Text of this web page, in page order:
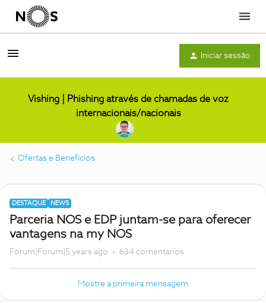
Menu
Iniciar sessão
Vishing | Phishing através de chamadas de voz
internacionais/nacionais
Ofertas e Benefícios
DESTAQUE NEWS
Parceria NOS e EDP juntam-se para oferecer
vantagens na my NOS
Forum|Forum|5 years ago 634 comentários
Mostre a primeira mensagem